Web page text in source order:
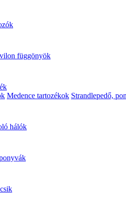
függönyök
Medence tartozékok Strandlepedő,
hálók